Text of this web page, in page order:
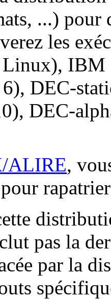
...)
les
Linux),
DEC-
DEC-
ALIRE,
pour
pas la
par la